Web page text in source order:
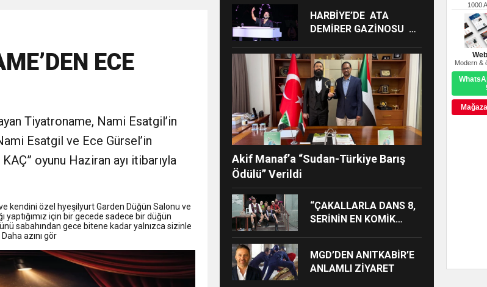
1000
Modern &
KAP’a Bildirdi
ECE
Tiyatroname, Nami Esatgil’in
Esatgil ve Ece Gürsel’in
oyunu Haziran ayı itibarıyla
kendini özel hyeşilyurt Garden Düğün Salonu ve
için bir gecede sadece bir düğün
sabahından gece bitene kadar yalnızca sizinle
azını gör
HARBİYE’DE ATA
DEMİRER GAZİNOSU VE
Akif Manaf’a “Sudan-Türkiye Barış
Ödülü” Verildi
“ÇAKALLARLA DANS 8,
SERİNİN EN KOMİK
MGD’DEN ANITKABİR’E
ANLAMLI ZİYARET